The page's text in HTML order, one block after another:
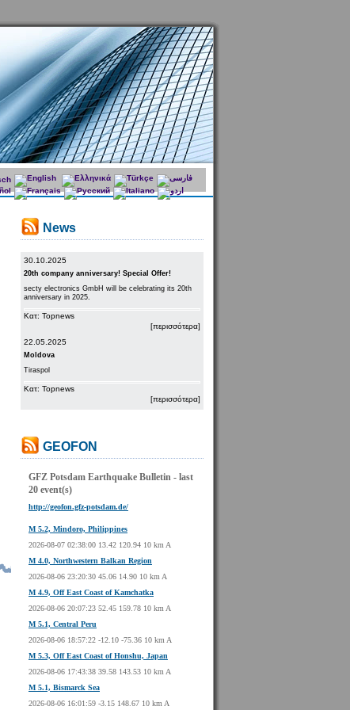
News
30.10.2025
20th company anniversary! Special Offer!
secty electronics GmbH will be celebrating its 20th
anniversary in 2025.
Κατ: Topnews
[περισσότερα]
22.05.2025
Moldova
Tiraspol
Κατ: Topnews
[περισσότερα]
GEOFON
GFZ Potsdam Earthquake Bulletin - last
20 event(s)
http://geofon.gfz-potsdam.de/
M 5.2, Mindoro, Philippines
2026-08-07 02:38:00 13.42 120.94 10 km A
M 4.0, Northwestern Balkan Region
2026-08-06 23:20:30 45.06 14.90 10 km A
M 4.9, Off East Coast of Kamchatka
2026-08-06 20:07:23 52.45 159.78 10 km A
M 5.1, Central Peru
2026-08-06 18:57:22 -12.10 -75.36 10 km A
M 5.3, Off East Coast of Honshu, Japan
2026-08-06 17:43:38 39.58 143.53 10 km A
M 5.1, Bismarck Sea
2026-08-06 16:01:59 -3.15 148.67 10 km A